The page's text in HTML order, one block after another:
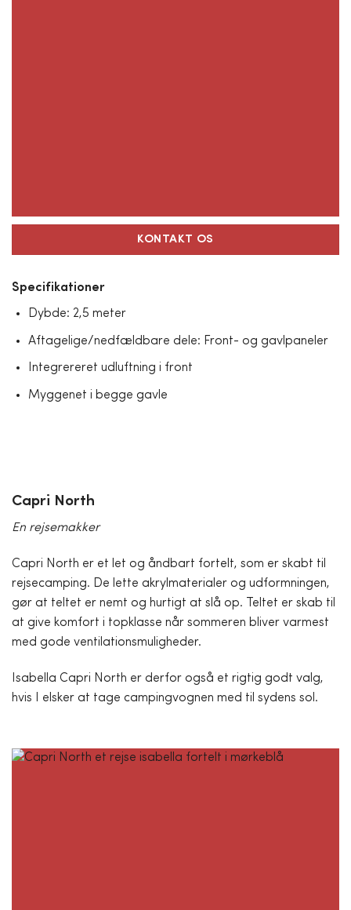
KONTAKT OS
Specifikationer
Dybde: 2,5 meter
Aftagelige/nedfældbare dele: Front- og gavlpaneler
Integrereret udluftning i front
Myggenet i begge gavle
Capri North
En rejsemakker
Capri North er et let og åndbart fortelt, som er skabt til
rejsecamping. De lette akrylmaterialer og udformningen,
gør at teltet er nemt og hurtigt at slå op. Teltet er skab til
at give komfort i topklasse når sommeren bliver varmest
med gode ventilationsmuligheder.
Isabella Capri North er derfor også et rigtig godt valg,
hvis I elsker at tage campingvognen med til sydens sol.